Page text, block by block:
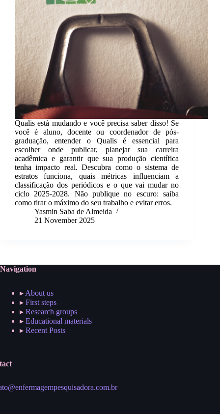
Qualis está mudando e você precisa saber disso! Se
você é aluno, docente ou coordenador de pós-
graduação, entender o Qualis é essencial para
escolher onde publicar, planejar sua carreira
acadêmica e garantir que sua produção científica
tenha impacto real. Descubra como o sistema de
estratos funciona, quais métricas influenciam a
classificação dos periódicos e o que vai mudar no
ciclo 2025-2028. Não publique no escuro: saiba
como tirar o máximo do seu trabalho e evitar erros.
Yasmin Saba de Almeida
21 November 2025
Navigation
▸ About us
▸ First steps
▸ Research groups
▸ Educational materials
▸ Recent Posts